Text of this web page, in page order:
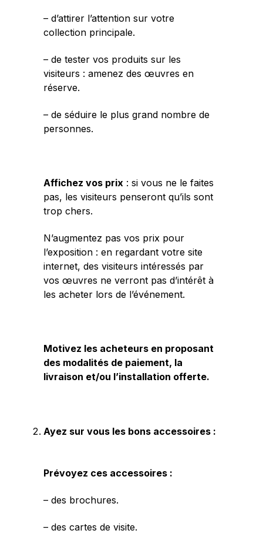
– d’attirer l’attention sur votre
collection principale.
– de tester vos produits sur les
visiteurs : amenez des œuvres en
réserve.
– de séduire le plus grand nombre de
personnes.
Affichez vos prix : si vous ne le faites
pas, les visiteurs penseront qu’ils sont
trop chers.
N’augmentez pas vos prix pour
l’exposition : en regardant votre site
internet, des visiteurs intéressés par
vos œuvres ne verront pas d’intérêt à
les acheter lors de l’événement.
Motivez les acheteurs en proposant
des modalités de paiement, la
livraison et/ou l’installation offerte.
Ayez sur vous les bons accessoires :
Prévoyez ces accessoires :
– des brochures.
– des cartes de visite.